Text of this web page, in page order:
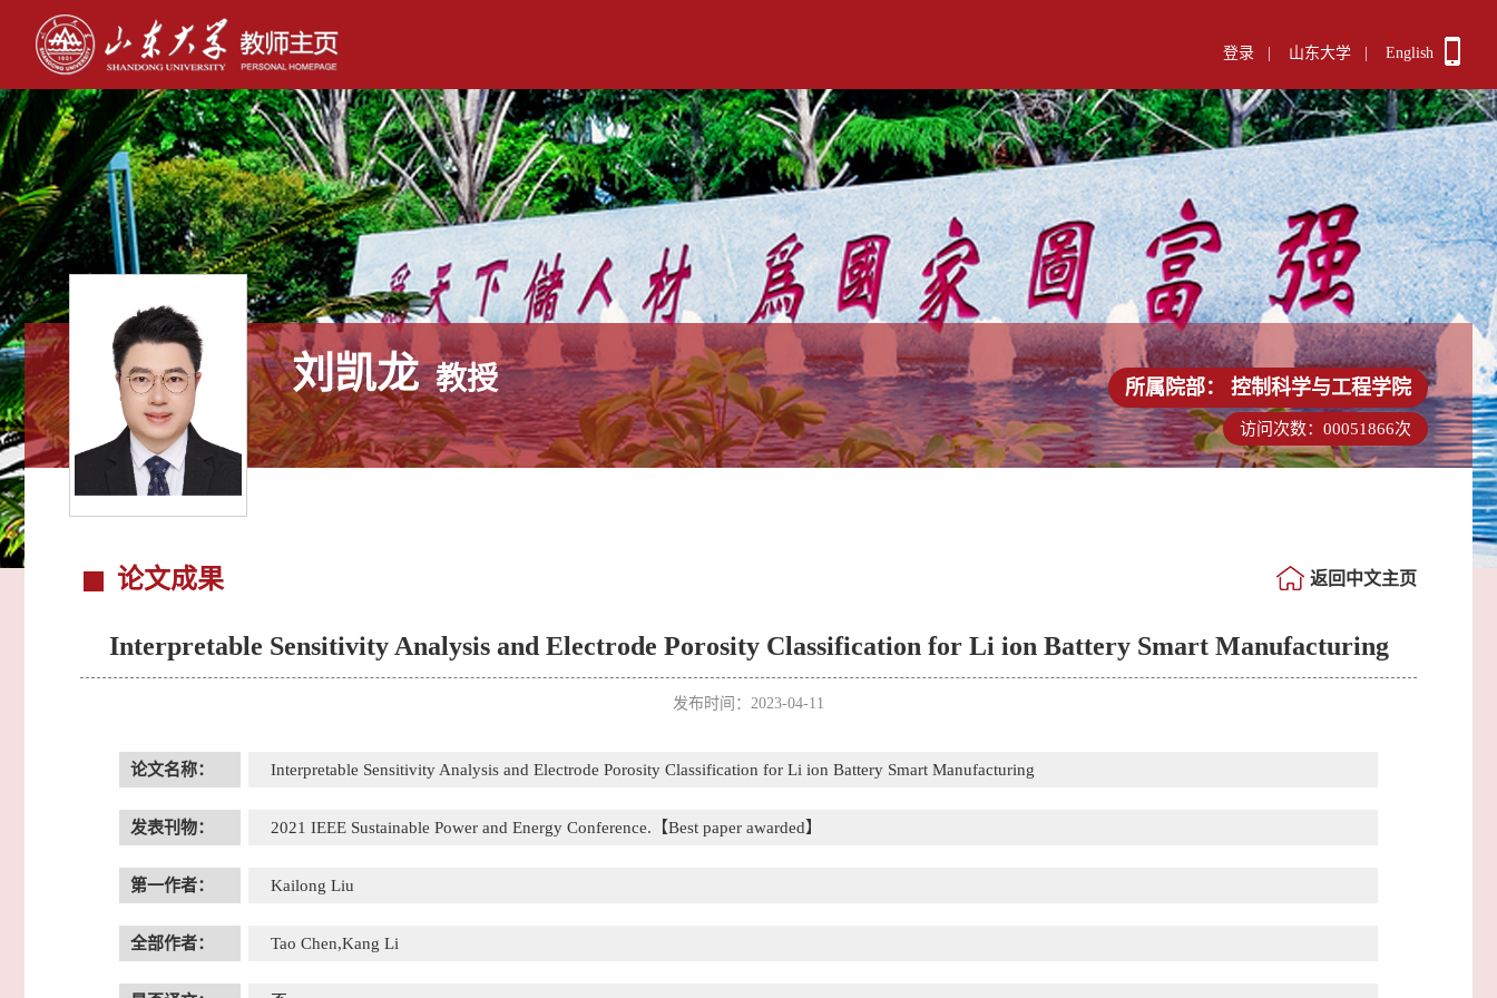
登录 山东大学 English
刘凯龙 教授 所属院部： 控制科学与工程学院
访问次数： 00051866次
论文成果 返回中文主页
Interpretable Sensitivity Analysis and Electrode Porosity Classification for Li ion Battery Smart Manufacturing
发布时间：2023-04-11
论文名称： Interpretable Sensitivity Analysis and Electrode Porosity Classification for Li ion Battery Smart Manufacturing
发表刊物： 2021 IEEE Sustainable Power and Energy Conference.【Best paper awarded】
第一作者： Kailong Liu
全部作者： Tao Chen,Kang Li